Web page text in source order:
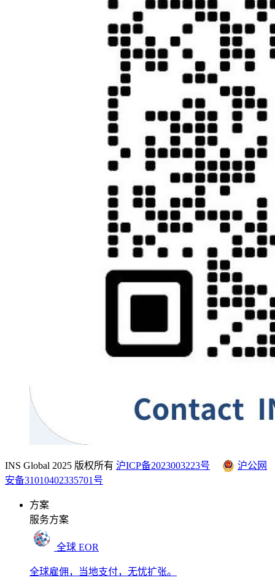
INS Global 2025 版权所有 沪ICP备2023003223号
沪公网
安备31010402335701号
方案
服务方案
全球 EOR
全球雇佣，当地支付，无忧扩张。